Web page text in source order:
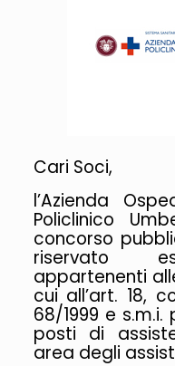
Cari Soci,
l’Azienda
Policlinico
concorso
riservato
appartenenti
cui all’art. 18,
68/1999 e
posti di
area degli